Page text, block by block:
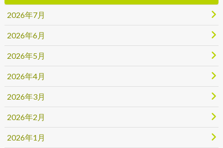
2026年7月
2026年6月
2026年5月
2026年4月
2026年3月
2026年2月
2026年1月